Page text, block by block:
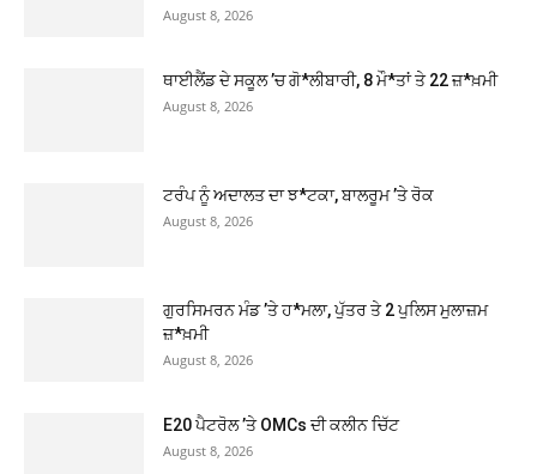
August 8, 2026
ਥਾਈਲੈਂਡ ਦੇ ਸਕੂਲ ’ਚ ਗੋ*ਲੀਬਾਰੀ, 8 ਮੌ*ਤਾਂ ਤੇ 22 ਜ਼*ਖ਼ਮੀ
August 8, 2026
ਟਰੰਪ ਨੂੰ ਅਦਾਲਤ ਦਾ ਝ*ਟਕਾ, ਬਾਲਰੂਮ ’ਤੇ ਰੋਕ
August 8, 2026
ਗੁਰਸਿਮਰਨ ਮੰਡ ’ਤੇ ਹ*ਮਲਾ, ਪੁੱਤਰ ਤੇ 2 ਪੁਲਿਸ ਮੁਲਾਜ਼ਮ
ਜ਼*ਖ਼ਮੀ
August 8, 2026
E20 ਪੈਟਰੋਲ ’ਤੇ OMCs ਦੀ ਕਲੀਨ ਚਿੱਟ
August 8, 2026